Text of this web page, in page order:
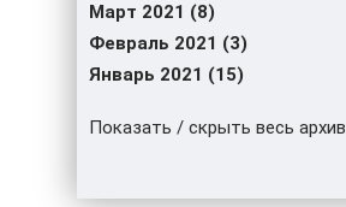
Март 2021 (8)
Февраль 2021 (3)
Январь 2021 (15)
Показать / скрыть весь архив